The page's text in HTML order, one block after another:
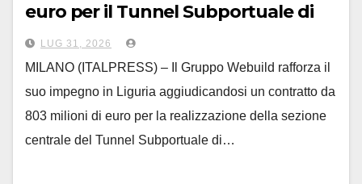
euro per il Tunnel Subportuale di
Genova
LUG 31, 2026
MILANO (ITALPRESS) – Il Gruppo Webuild rafforza il
suo impegno in Liguria aggiudicandosi un contratto da
803 milioni di euro per la realizzazione della sezione
centrale del Tunnel Subportuale di…